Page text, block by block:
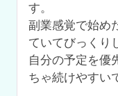
す。
副業感覚で始め
ていてびっくり
自分の予定を優
ちゃ続けやすい